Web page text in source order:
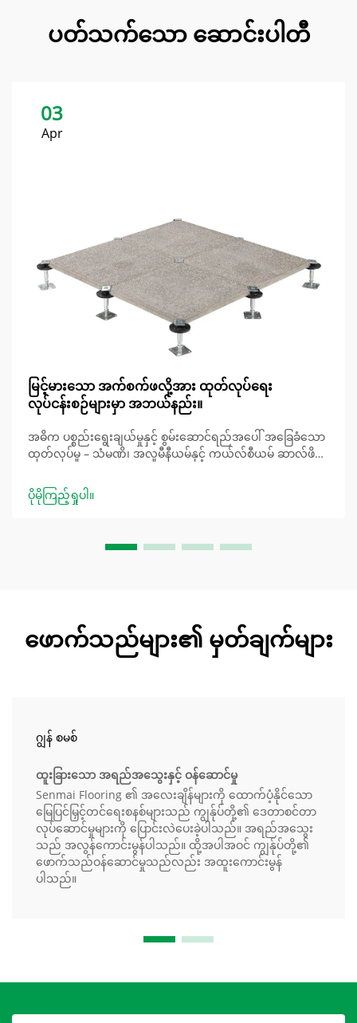
ပတ်သက်သော ဆောင်းပါတီ
03
Apr
မြင့်မားသော အက်စက်ဖလို့အား ထုတ်လုပ်ရေး
လုပ်ငန်းစဉ်များမှာ အဘယ်နည်း။
အဓိက ပစ္စည်းရွေးချယ်မှုနှင့် စွမ်းဆောင်ရည်အပေါ် အခြေခံသော
ထုတ်လုပ်မှု – သံမဏိ၊ အလူမီနီယမ်နှင့် ကယ်လ်စီယမ် ဆာလ်ဖိတ်
ရာတွင် အားကောင်းမှု၊ အလေးချိန်၊ မီးလုံခြုံရေးအဆင့်နှင့်
စုစုပေါင်းစုစုပေါင်းကုန်ကုန်ကုန်ကုန်ကုန်ကုန်ကုန်ကုန်ကုန်ကုန်ကုန်
ကုန်ကုန်ကုန်ကုန်ကုန်ကုန်ကုန်ကုန်ကုန်ကုန်ကုန်ကုန်ကုန်ကုန်ကုန်
ပစ္စည်းအများအပြား။
ပိုမိုကြည့်ရှုပါ။
ဖောက်သည်များ၏ မှတ်ချက်များ
ဂျွန် စမစ်
ထူးခြားသော အရည်အသွေးနှင့် ဝန်ဆောင်မှု
Senmai Flooring ၏ အလေးချိန်များကို ထောက်ပံ့နိုင်သော
မြေပြင်မြှင့်တင်ရေးစနစ်များသည် ကျွန်ုပ်တို့၏ ဒေတာစင်တာ
လုပ်ဆောင်မှုများကို ပြောင်းလဲပေးခဲ့ပါသည်။ အရည်အသွေး
သည် အလွန်ကောင်းမွန်ပါသည်။ ထို့အပါအဝင် ကျွန်ုပ်တို့၏
ဖောက်သည်ဝန်ဆောင်မှုသည်လည်း အထူးကောင်းမွန်
ပါသည်။